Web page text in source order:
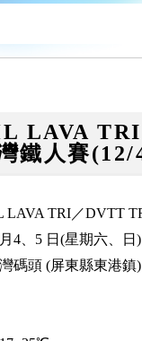
LAVA
鐵人賽(12/
LAVA TRI／DVTT
月4、5 日(星期六、
碼頭 (屏東縣東港鎮)